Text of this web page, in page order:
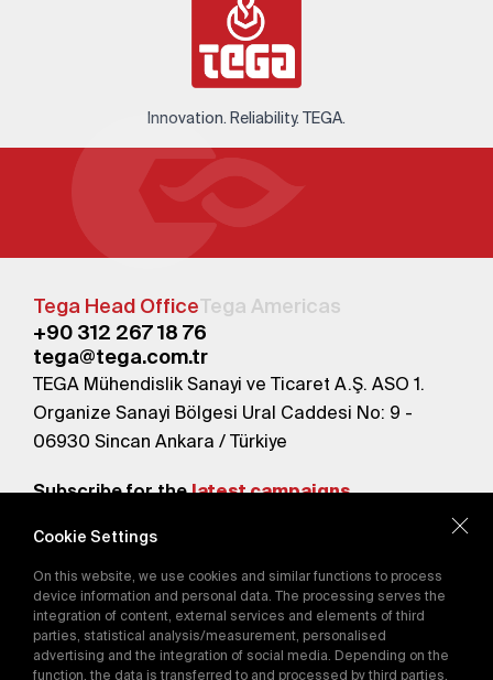
Innovation. Reliability. TEGA.
Tega Head OfficeTega Americas
+90 312 267 18 76
tega@tega.com.tr
TEGA Mühendislik Sanayi ve Ticaret A.Ş. ASO 1.
Organize Sanayi Bölgesi Ural Caddesi No: 9 -
06930 Sincan Ankara / Türkiye
Subscribe for thelatest campaigns.
By subscribing, you agree to our
Privacy Policy
Cookie Settings
On this website, we use cookies and similar functions to process
device information and personal data. The processing serves the
integration of content, external services and elements of third
parties, statistical analysis/measurement, personalised
advertising and the integration of social media. Depending on the
function, the data is transferred to and processed by third parties.